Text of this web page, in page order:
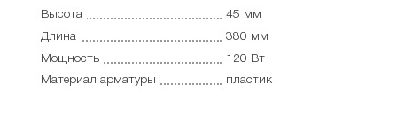
Высота
45 мм
Длина
380 мм
Мощность
120 Вт
Материал арматуры
пластик